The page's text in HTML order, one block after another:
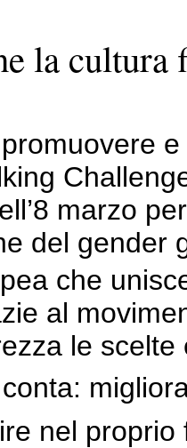
la cultura
marzo
del
che
al
le
nel